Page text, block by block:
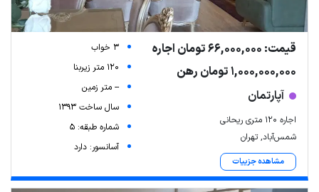
قیمت: 66,000,000 تومان اجاره
1,000,000,000 تومان رهن
آپارتمان
اجاره ۱۲۰ متری ریحانی‌
شمس‌آباد, تهران
مشاهده جزییات
3 خواب
120 متر زیربنا
-- متر زمین
سال ساخت 1393
شماره طبقه: 5
آسانسور: دارد